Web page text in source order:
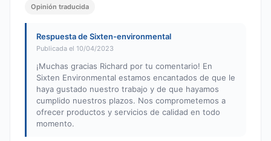
Opinión traducida
Respuesta de Sixten-environmental
Publicada el 10/04/2023
¡Muchas gracias Richard por tu comentario! En
Sixten Environmental estamos encantados de que le
haya gustado nuestro trabajo y de que hayamos
cumplido nuestros plazos. Nos comprometemos a
ofrecer productos y servicios de calidad en todo
momento.